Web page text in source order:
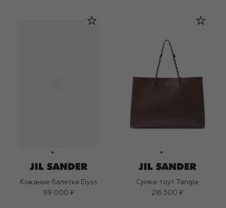
Кожаные балетки Elyss
99 000 ₽
Сумка-тоут Tangle
216 500 ₽